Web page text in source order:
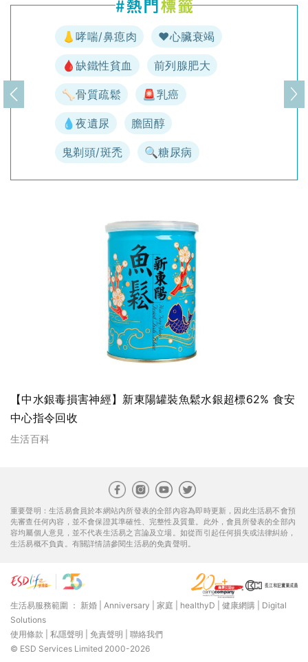
👃哮喘/鼻瘜肉 ♥️心臟衰竭
🩸缺鐵性貧血 前列腺肥大
🦴骨質疏鬆 🚨乳癌
💧夜遺尿 膽固醇
鬼剃頭/斑禿 🔍糖尿病
上一頁 下
【中水銀毒損害神經】新東陽罐裝魚鬆水銀超標62% 食安
中心指令回收
生活百科
重要聲明：生活易會員於本網站內所發表的全部內容為即時更新，因此生活易不會預
先審查任何內容，並不會保證其準確性、完整性及質量。此外，會員所發表的全部內
容均屬個人意見，並不代表生活易之言論及立場。如從而引起任何損失或法律糾紛，
生活易概不負責。有關詳情請參閱生活易的免責聲明。
生活易服務範圍 ： 新婚 Anniversary 家庭 healthyD 健康網購
Digital
Solutions
使用條款
私隱聲明 免責聲明
聯絡我們
© ESD Services Limited 2000-2026